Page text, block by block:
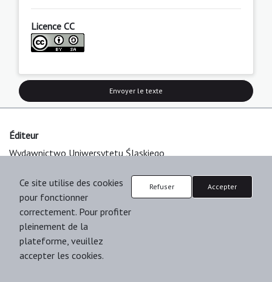
Licence CC
Envoyer le texte
Éditeur
Wydawnictwo Uniwersytetu Śląskiego
40-043 Katowice
e-mail: wydawnictwo@us.edu.pl
À propos de la plateforme
© 2025 Uniwersytet Śląski w Katowicach
Ce site utilise des cookies
pour fonctionner
correctement. Pour profiter
pleinement de la
plateforme, veuillez
accepter les cookies.
Refuser Accepter